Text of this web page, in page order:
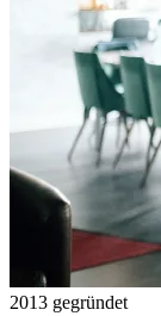
2013 gegründet